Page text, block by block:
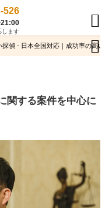
526
21:00
します


偵 - 日本全国対応｜成功率の高
関する案件を中心に